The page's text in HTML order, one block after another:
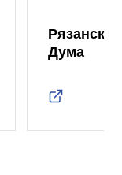
Дума